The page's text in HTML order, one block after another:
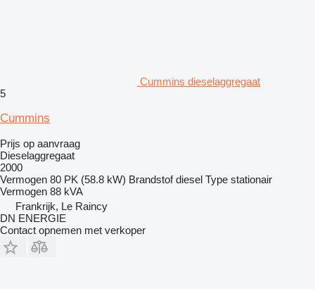
Cummins dieselaggregaat
5
Cummins
Prijs op aanvraag
Dieselaggregaat
2000
Vermogen 80 PK (58.8 kW) Brandstof diesel Type stationair
Vermogen 88 kVA
Frankrijk, Le Raincy
DN ENERGIE
Contact opnemen met verkoper